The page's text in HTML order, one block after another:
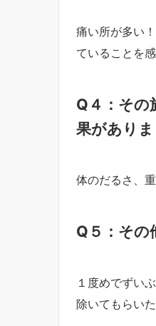
痛い所が多い
ていることを
Q４：その
果があり
体のだるさ、
Q５：その
１度めでずい
除いてもらいた